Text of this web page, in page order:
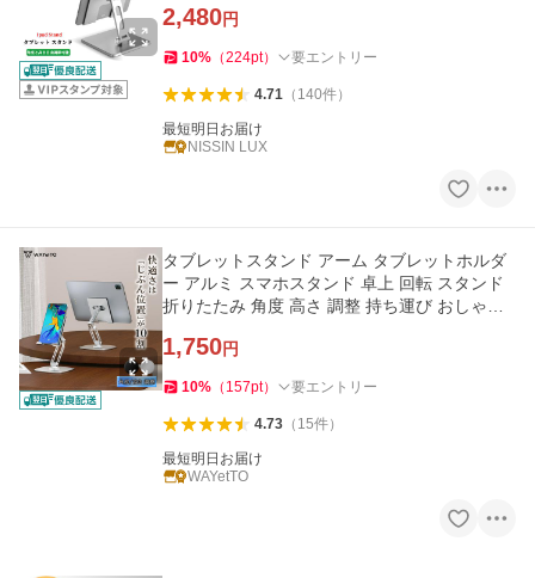
2,480円
10% （224pt） 要エントリー
4.71（ 140件）
最短明日お届け
NISSIN LUX
タブレットスタンド アーム タブレットホルダ
ー アルミ スマホスタンド 卓上 回転 スタンド
折りたたみ 角度 高さ 調整 持ち運び おしゃれ
1,750円
10% （ 157pt） 要エントリー
4.73（ 15件）
最短明日お届け
WAYetTO